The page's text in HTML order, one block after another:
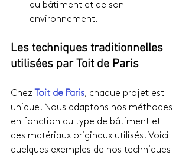
du bâtiment et de son
environnement.
Les techniques traditionnelles
utilisées par Toit de Paris
Chez Toit de Paris, chaque projet est
unique. Nous adaptons nos méthodes
en fonction du type de bâtiment et
des matériaux originaux utilisés. Voici
quelques exemples de nos techniques